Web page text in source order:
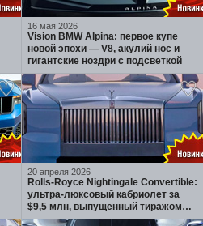
16 мая 2026
Vision BMW Alpina: первое купе
новой эпохи — V8, акулий нос и
гигантские ноздри с подсветкой
20 апреля 2026
Rolls-Royce Nightingale Convertible:
ультра-люксовый кабриолет за
$9,5 млн, выпущенный тиражом
100 экземпляров